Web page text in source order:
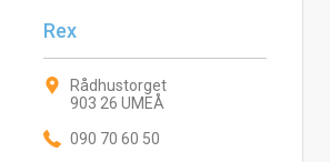
Rex
Rådhustorget
903 26 UMEÅ
090 70 60 50